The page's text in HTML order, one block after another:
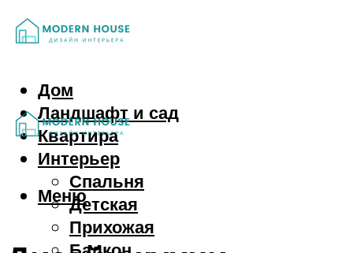
Дом
Ландшафт и сад
Квартира
Интерьер
Спальня
Детская
Прихожая
Меню